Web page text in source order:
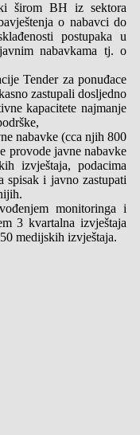
širom BH iz sektora
o nabavci do
postupaka u
nabavkama tj. o
Tender za ponuđace
zastupali dosljedno
kapacitete najmanje
nabavke (cca njih 800
provode javne nabavke
izvještaja, podacima
spisak i javno zastupati
monitoringa i
3 kvartalna izvještaja
medijskih izvještaja.